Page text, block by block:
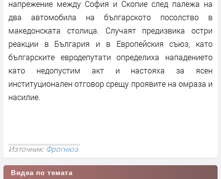
напрежение между София и Скопие след палежа на
два автомобила на българското посолство в
македонската столица. Случаят предизвика остри
реакции в България и в Европейския съюз, като
българските евродепутати определиха нападението
като недопустим акт и настояха за ясен
институционален отговор срещу проявите на омраза и
насилие.
Източник:Фрогнюз
Видеа по темата